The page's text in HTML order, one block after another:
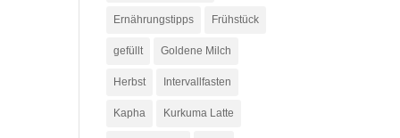
Ernährungstipps Frühstück
gefüllt Goldene Milch
Herbst Intervallfasten
Kapha Kurkuma Latte